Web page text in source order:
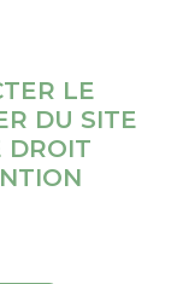
LE
DU SITE
DROIT